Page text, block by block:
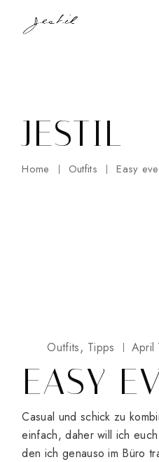
content
JESTIL
Home Outfits Easy
Outfits Tipps April
EASY
Casual und schick zu
einfach, daher will ich
den ich genauso im Büro